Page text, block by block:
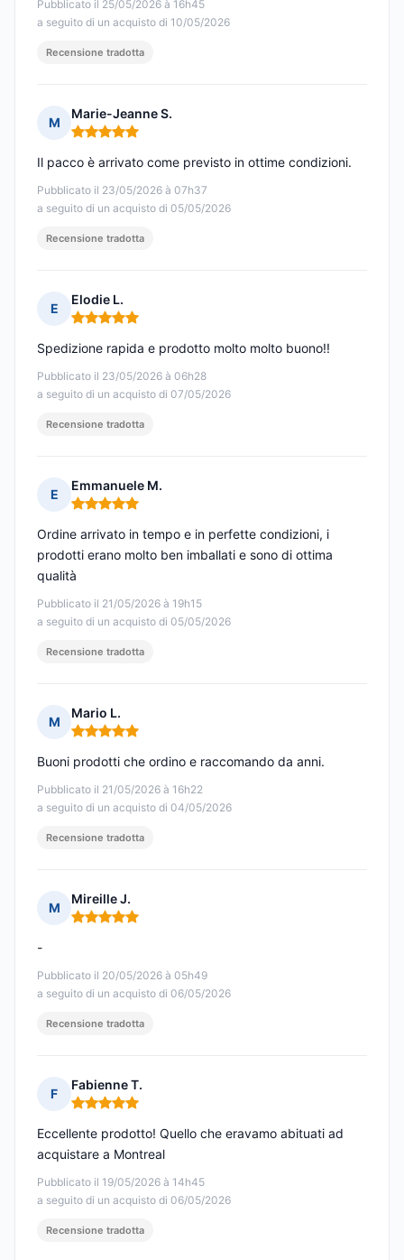
Pubblicato il 25/05/2026 à 16h45
a seguito di un acquisto di 10/05/2026
Recensione tradotta
M
Marie-Jeanne S.
Nota: 5 su 5
Pubblicato il 23/05/2026 à 07h37
a seguito di un acquisto di 05/05/2026
Il pacco è arrivato come previsto in ottime condizioni.
Recensione tradotta
E
Elodie L.
Nota: 5 su 5
Pubblicato il 23/05/2026 à 06h28
a seguito di un acquisto di 07/05/2026
Spedizione rapida e prodotto molto molto buono!!
Recensione tradotta
E
Emmanuele M.
Nota: 5 su 5
Pubblicato il 21/05/2026 à 19h15
a seguito di un acquisto di 05/05/2026
Ordine arrivato in tempo e in perfette condizioni, i
prodotti erano molto ben imballati e sono di ottima
qualità
Recensione tradotta
M
Mario L.
Nota: 5 su 5
Pubblicato il 21/05/2026 à 16h22
a seguito di un acquisto di 04/05/2026
Buoni prodotti che ordino e raccomando da anni.
Recensione tradotta
M
Mireille J.
Nota: 5 su 5
Pubblicato il 20/05/2026 à 05h49
a seguito di un acquisto di 06/05/2026
-
Recensione tradotta
F
Fabienne T.
Nota: 5 su 5
Pubblicato il 19/05/2026 à 14h45
a seguito di un acquisto di 06/05/2026
Eccellente prodotto! Quello che eravamo abituati ad
acquistare a Montreal
Recensione tradotta